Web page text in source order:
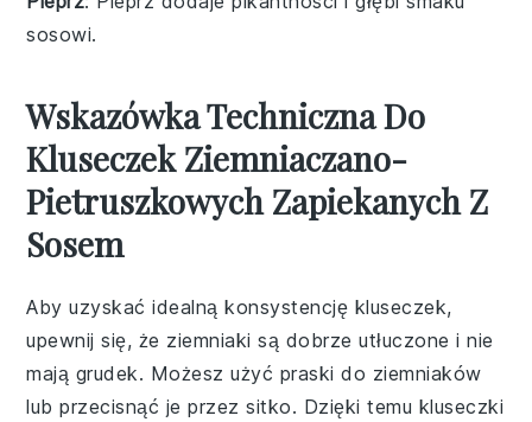
sosowi.
Wskazówka Techniczna Do
Kluseczek Ziemniaczano-
Pietruszkowych Zapiekanych Z
Sosem
Aby uzyskać idealną konsystencję kluseczek,
upewnij się, że ziemniaki są dobrze utłuczone i nie
mają grudek. Możesz użyć praski do ziemniaków
lub przecisnąć je przez sitko. Dzięki temu kluseczki